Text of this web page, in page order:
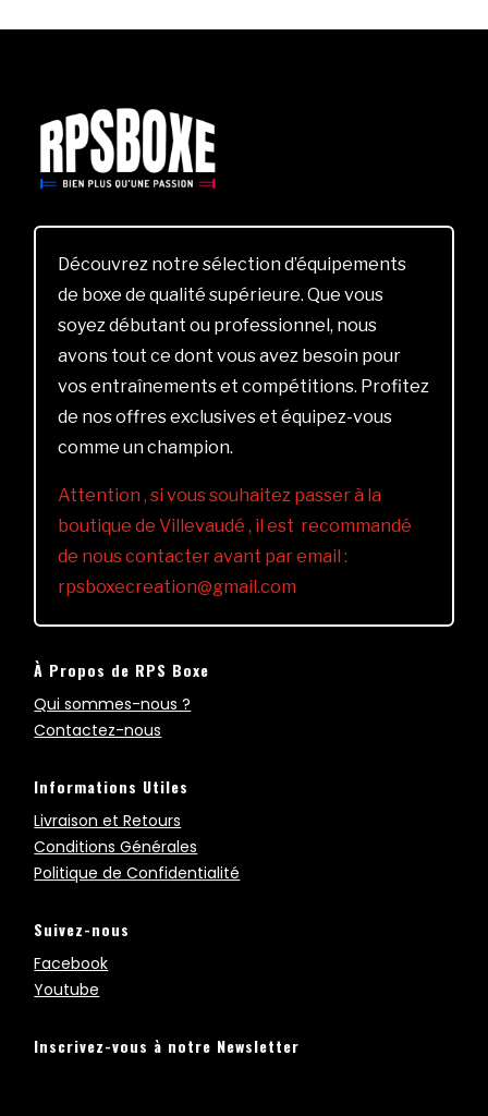
Découvrez notre sélection d’équipements
de boxe de qualité supérieure. Que vous
soyez débutant ou professionnel, nous
avons tout ce dont vous avez besoin pour
vos entraînements et compétitions. Profitez
de nos offres exclusives et équipez-vous
comme un champion.
Attention , si vous souhaitez passer à la
boutique de Villevaudé , il est recommandé
de nous contacter avant par email :
rpsboxecreation@gmail.com
À Propos de RPS Boxe
Qui sommes-nous ?
Contactez-nous
Informations Utiles
Livraison et Retours
Conditions Générales
Politique de Confidentialité
Suivez-nous
Facebook
Youtube
Inscrivez-vous à notre Newsletter